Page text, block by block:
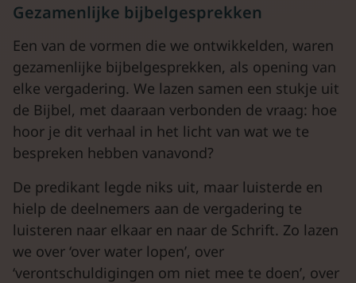
Gezamenlijke bijbelgesprekken
Een van de vormen die we ontwikkelden, waren
gezamenlijke bijbelgesprekken, als opening van
elke vergadering. We lazen samen een stukje uit
de Bijbel, met daaraan verbonden de vraag: hoe
hoor je dit verhaal in het licht van wat we te
bespreken hebben vanavond?
De predikant legde niks uit, maar luisterde en
hielp de deelnemers aan de vergadering te
luisteren naar elkaar en naar de Schrift. Zo lazen
we over ‘over water lopen’, over
‘verontschuldigingen om niet mee te doen’, over